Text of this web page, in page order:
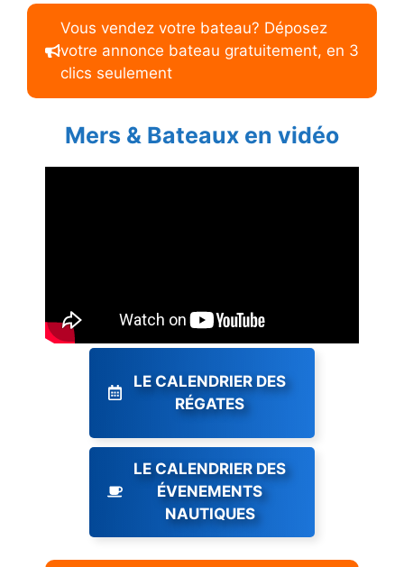
Vous vendez votre bateau? Déposez
votre annonce bateau gratuitement, en 3
clics seulement
Mers & Bateaux en vidéo
LE CALENDRIER DES
RÉGATES
LE CALENDRIER DES
ÉVENEMENTS
NAUTIQUES